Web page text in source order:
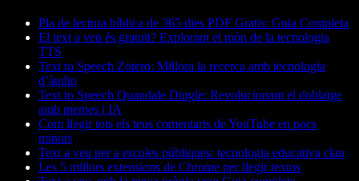
Pla de lectura bíblica de 365 dies PDF Gratis: Guia Completa
El text a veu és gratuït? Explorant el món de la tecnologia
TTS
Text to Speech Zotero: Millora la recerca amb tecnologia
d’àudio
Text to Speech Quandale Dingle: Revolucionant el doblatge
amb memes i IA
Com llegir tots els teus comentaris de YouTube en pocs
minuts
Text a veu per a escoles públiques: tecnologia educativa clau
Les 5 millors extensions de Chrome per llegir textos